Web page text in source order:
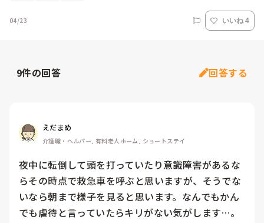
04/23 いいね 4
9件の回答 回答する
えだまめ
介護職・ヘルパー, 有料老人ホーム, ショートステイ
夜中に転倒して頭を打っていたり意識障害があるな
らその時点で救急車を呼ぶと思いますが、そうでな
いなら朝まで様子を見ると思います。なんでもかん
でも虐待と言っていたらキリがない気がします…。